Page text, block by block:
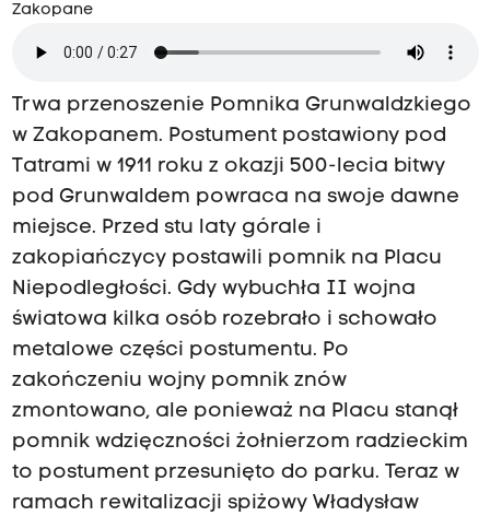
Zakopane
Trwa przenoszenie Pomnika Grunwaldzkiego
w Zakopanem. Postument postawiony pod
Tatrami w 1911 roku z okazji 500-lecia bitwy
pod Grunwaldem powraca na swoje dawne
miejsce. Przed stu laty górale i
zakopiańczycy postawili pomnik na Placu
Niepodległości. Gdy wybuchła II wojna
światowa kilka osób rozebrało i schowało
metalowe części postumentu. Po
zakończeniu wojny pomnik znów
zmontowano, ale ponieważ na Placu stanął
pomnik wdzięczności żołnierzom radzieckim
to postument przesunięto do parku. Teraz w
ramach rewitalizacji spiżowy Władysław